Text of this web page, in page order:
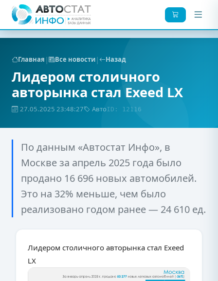
Главная | Все новости| Назад
Лидером столичного
авторынка стал Exeed LX
27.05.2025 23:48:27 АвтоID: 12116
По данным «Автостат Инфо», в
Москве за апрель 2025 года было
продано 16 696 новых автомобилей.
Это на 32% меньше, чем было
реализовано годом ранее — 24 610 ед.
Лидером столичного авторынка стал Exeed
LX